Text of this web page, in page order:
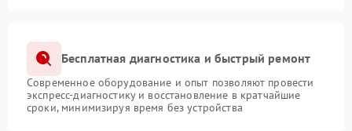
Бесплатная диагностика и быстрый ремонт
Современное оборудование и опыт позволяют провести
экспресс-диагностику и восстановление в кратчайшие
сроки, минимизируя время без устройства